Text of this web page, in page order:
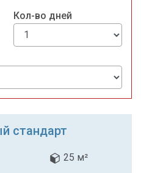
Кол-во дней
стандарт
25 м²